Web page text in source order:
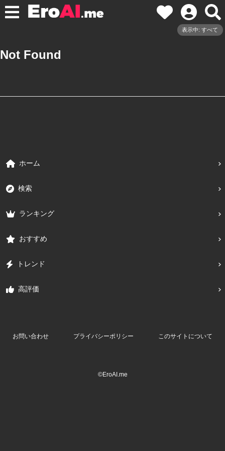
表示中: すべて
Not Found
ホーム
検索
ランキング
おすすめ
トレンド
高評価
お問い合わせ プライバシーポリシー このサイトについて
©EroAI.me